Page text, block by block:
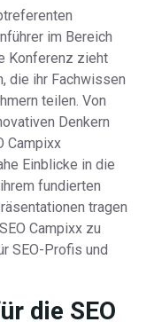
im Bereich
Konferenz zieht
die ihr Fachwissen
teilen. Von
Denkern
Campixx
Einblicke in die
fundierten
tragen
Campixx zu
SEO-Profis und
die SEO